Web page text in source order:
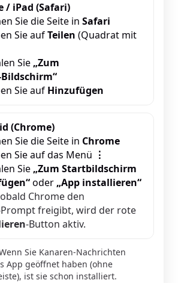
/ iPad (Safari)
Sie die Seite in Safari
Sie aufTeilen (Quadrat mit
Sie „Zum
Sie auf Hinzufügen
(Chrome)
Sie die Seite in Chrome
Sie auf das Menü ⋮
Sie „Zum Startbildschirm
oder „App installieren“
Chrome den
freigibt, wird der rote
‑Button aktiv.
Sie Kanaren‑Nachrichten
App geöffnet haben (ohne
ist sie schon installiert.